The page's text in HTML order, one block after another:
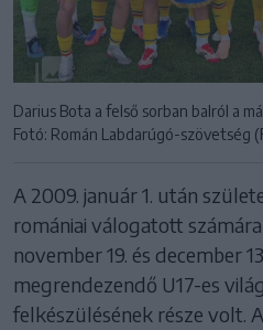
Darius Bota a felső sorban balról a
Fotó: Román Labdarúgó-szövetség
A 2009. január 1. után
romániai válogatott
november 19. és december
megrendezendő U17-es
felkészülésének része volt.